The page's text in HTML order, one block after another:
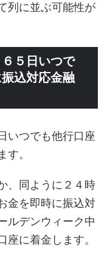
列に並ぶ可能性が
５日いつで
込対応金融
いつでも他行口座
。
、同ように２４時
金を即時に振込対
ルデンウィーク中
に着金します。